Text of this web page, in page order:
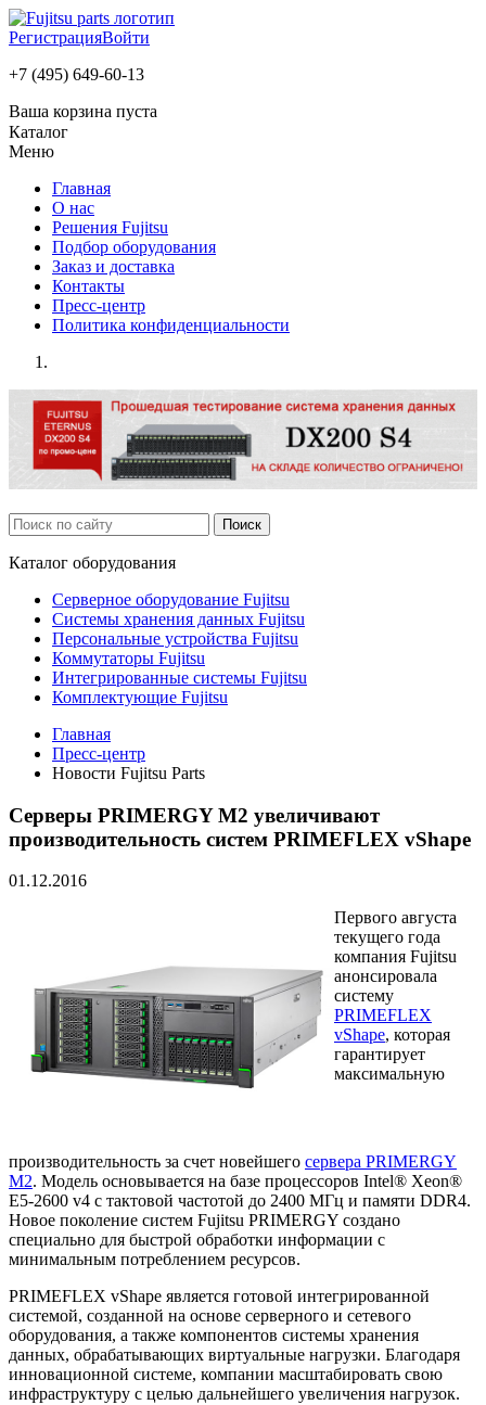
РегистрацияВойти
+7 (495) 649-60-13
Ваша корзина пуста
Каталог
Меню
Главная
О нас
Решения Fujitsu
Подбор оборудования
Заказ и доставка
Контакты
Пресс-центр
Политика конфиденциальности
Каталог оборудования
Серверное оборудование Fujitsu
Системы хранения данных Fujitsu
Персональные устройства Fujitsu
Коммутаторы Fujitsu
Интегрированные системы Fujitsu
Комплектующие Fujitsu
Главная
Пресс-центр
Новости Fujitsu Parts
Серверы PRIMERGY M2 увеличивают
производительность систем PRIMEFLEX vShape
01.12.2016
Первого августа
текущего года
компания Fujitsu
анонсировала
систему
PRIMEFLEX
vShape, которая
гарантирует
максимальную
производительность за счет новейшего сервера PRIMERGY
M2. Модель основывается на базе процессоров Intel® Xeon®
E5-2600 v4 с тактовой частотой до 2400 МГц и памяти DDR4.
Новое поколение систем Fujitsu PRIMERGY создано
специально для быстрой обработки информации с
минимальным потреблением ресурсов.
PRIMEFLEX vShape является готовой интегрированной
системой, созданной на основе серверного и сетевого
оборудования, а также компонентов системы хранения
данных, обрабатывающих виртуальные нагрузки. Благодаря
инновационной системе, компании масштабировать свою
инфраструктуру с целью дальнейшего увеличения нагрузок.